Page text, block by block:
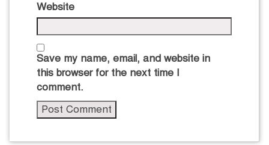
Website
Save my name, email, and website in
this browser for the next time I
comment.